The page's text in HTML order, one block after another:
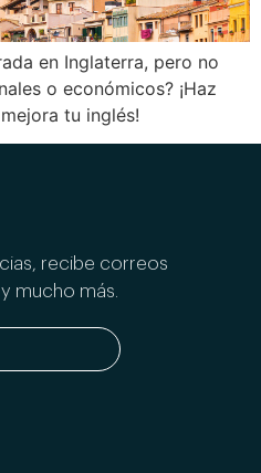
en Inglaterra, pero no
o económicos? ¡Haz
tu inglés!
recibe correos
mucho más.